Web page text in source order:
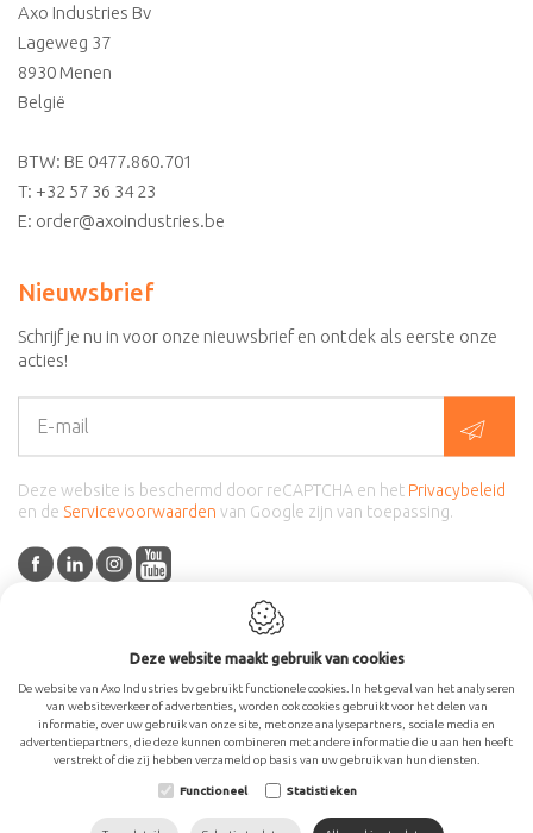
Axo Industries Bv
Lageweg 37
8930 Menen
België
BTW: BE 0477.860.701
T: +32 57 36 34 23
E: order@axoindustries.be
Nieuwsbrief
Schrijf je nu in voor onze nieuwsbrief en ontdek als eerste onze
acties!
Deze website is beschermd door reCAPTCHA en het Privacybeleid
en de Servicevoorwaarden van Google zijn van toepassing.
Cookie policy Privacy policy Sitemap
Webdesign by
IDcreation 2025
Deze website maakt gebruik van cookies
De website van Axo Industries bv gebruikt functionele cookies. In het geval van het analyseren
van websiteverkeer of advertenties, worden ook cookies gebruikt voor het delen van
informatie, over uw gebruik van onze site, met onze analysepartners, sociale media en
advertentiepartners, die deze kunnen combineren met andere informatie die u aan hen heeft
verstrekt of die zij hebben verzameld op basis van uw gebruik van hun diensten.
Functioneel Statistieken